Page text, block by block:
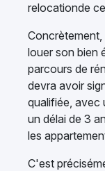
relocationde
louer son bien
parcours de
devra avoir
qualifiée, avec
un délai de 3
les
C'est